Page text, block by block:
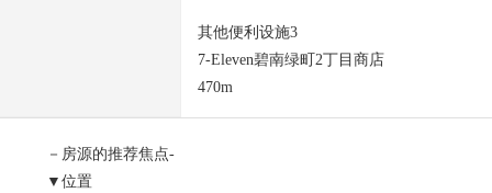
其他便利设施3
7-Eleven碧南绿町2丁目商店
470m
－房源的推荐焦点-
▼位置